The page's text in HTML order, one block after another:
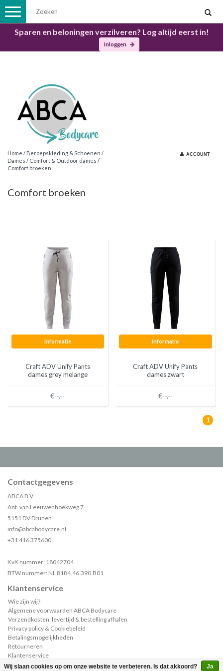
Sparen en beloningen verzilveren? Log altijd eerst in!
Inloggen
Toggle
navigation
Home / Beroepskleding & Schoenen /
Dames / Comfort & Outdoor dames /
Comfort broeken
ACCOUNT
Comfort broeken
Informatie
Craft ADV Unify Pants
dames grey melange
€--,--
Informatie
Craft ADV Unify Pants
dames zwart
€--,--
1
Contactgegevens
ABCA B.V.
Ant. van Leeuwenhoekweg 7
5151 DV Drunen
info@abcabodycare.nl
+31 416 375600
KvK nummer: 18042704
BTW nummer: NL 8184.46.390.B01
Klantenservice
Wie zijn wij?
Algemene voorwaarden ABCA Bodycare
Verzendkosten, levertijd & bestelling afhalen
Privacy policy & Cookiebeleid
Betalingsmogelijkheden
Retourneren
Klantenservice
Sample of catalogus aanvragen?
Wij slaan cookies op om onze website te verbeteren. Is dat akkoord? Ja